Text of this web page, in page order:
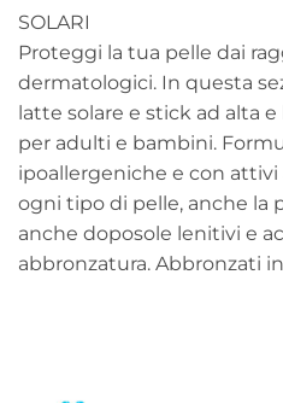
SOLARI
Proteggi la tua pelle dai
dermatologici. In questa
latte solare e stick ad alta
per adulti e bambini.
ipoallergeniche e con
ogni tipo di pelle, anche la
anche doposole lenitivi e
abbronzatura. Abbronzati